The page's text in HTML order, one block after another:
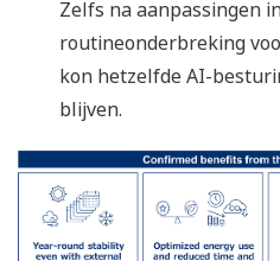
Zelfs na aanpassingen
routineonderbreking
kon hetzelfde AI-
blijven.